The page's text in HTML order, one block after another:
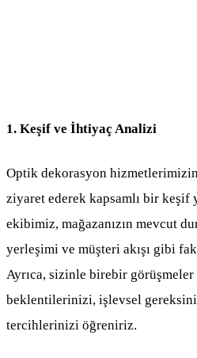
1. Keşif ve İhtiyaç Analizi
Optik dekorasyon hizmetlerimizin
ziyaret ederek kapsamlı bir keşif
ekibimiz, mağazanızın mevcut
yerleşimi ve müşteri akışı gibi
Ayrıca, sizinle birebir görüşmeler
beklentilerinizi, işlevsel
tercihlerinizi öğreniriz.